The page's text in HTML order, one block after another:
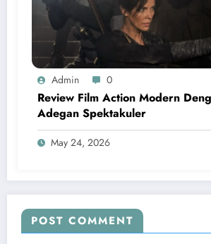
Admin 0
Review Film Action Modern
Adegan Spektakuler
May 24, 2026
POST COMMENT